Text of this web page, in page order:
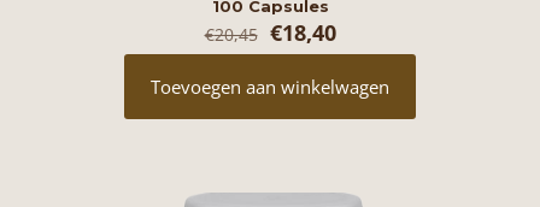
100 Capsules
€20,45 Oorspronkelijke
prijs
was:
€20,45.
€18,40Huidige
prijs
is:
€18,40.
Toevoegen aan winkelwagen